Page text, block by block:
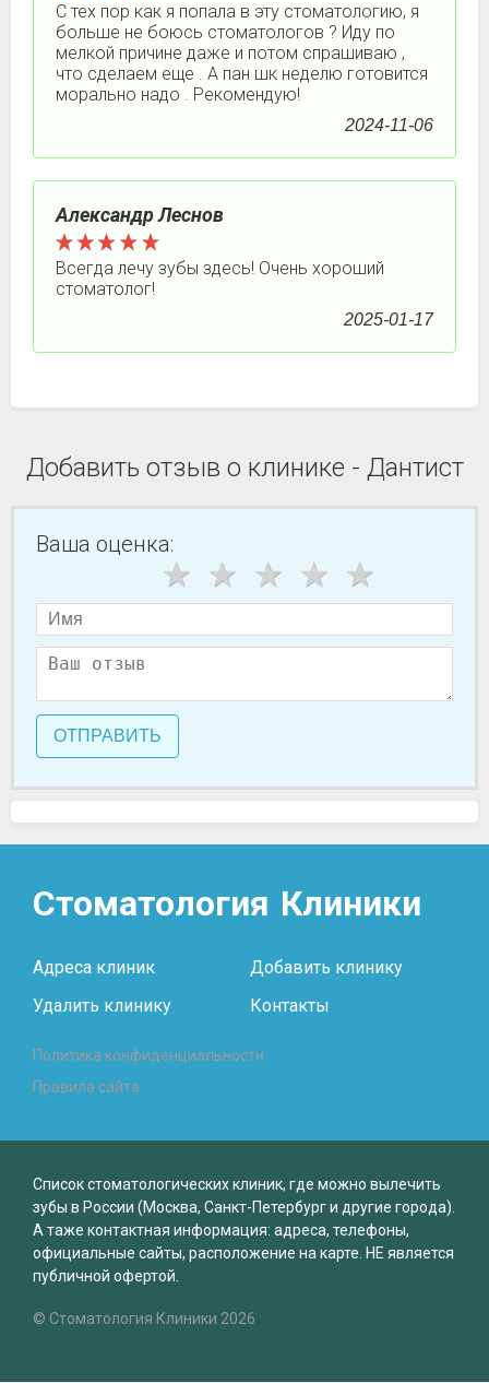
С тех пор как я попала в эту стоматологию, я
больше не боюсь стоматологов ? Иду по
мелкой причине даже и потом спрашиваю ,
что сделаем еще . А пан шк неделю готовится
морально надо . Рекомендую!
2024-11-06
Александр Леснов
Всегда лечу зубы здесь! Очень хороший
стоматолог!
2025-01-17
Добавить отзыв о клинике - Дантист
Ваша оценка:
ОТПРАВИТЬ
Стоматология Клиники
Адреса клиник
Добавить клинику
Удалить клинику
Контакты
Политика конфиденциальности
Правила сайта
Список стоматологических клиник, где можно вылечить
зубы в России (Москва, Санкт-Петербург и другие города).
А таже контактная информация: адреса, телефоны,
официальные сайты, расположение на карте. НЕ является
публичной офертой.
© Стоматология Клиники 2026